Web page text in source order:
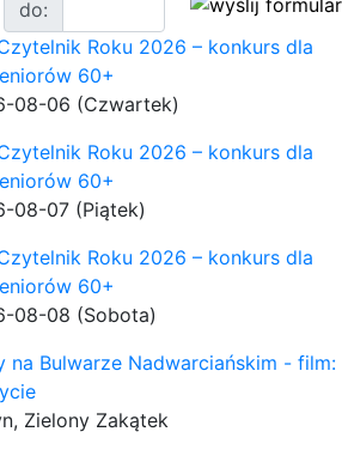
do:
Roku 2026 – konkurs dla
60+
08-06 (Czwartek)
Roku 2026 – konkurs dla
60+
08-07 (Piątek)
Roku 2026 – konkurs dla
60+
08-08 (Sobota)
na Bulwarze Nadwarciańskim - film:
Zielony Zakątek